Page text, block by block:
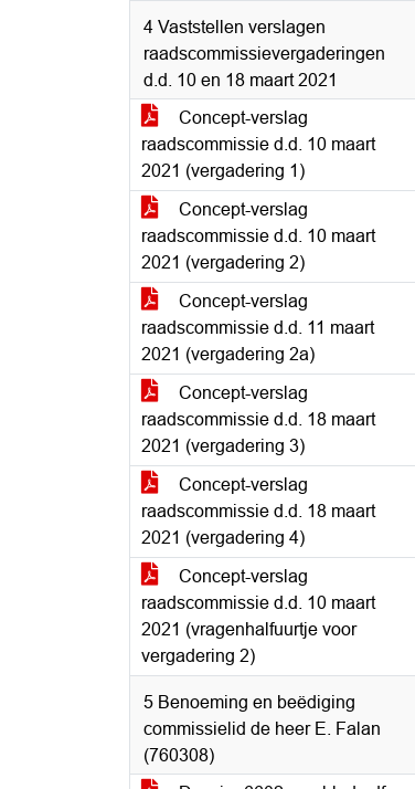
4 Vaststellen verslagen
raadscommissievergaderingen
d.d. 10 en 18 maart 2021
Concept-verslag
raadscommissie d.d. 10 maart
2021 (vergadering 1)
Concept-verslag
raadscommissie d.d. 10 maart
2021 (vergadering 2)
Concept-verslag
raadscommissie d.d. 11 maart
2021 (vergadering 2a)
Concept-verslag
raadscommissie d.d. 18 maart
2021 (vergadering 3)
Concept-verslag
raadscommissie d.d. 18 maart
2021 (vergadering 4)
Concept-verslag
raadscommissie d.d. 10 maart
2021 (vragenhalfuurtje voor
vergadering 2)
5 Benoeming en beëdiging
commissielid de heer E. Falan
(760308)